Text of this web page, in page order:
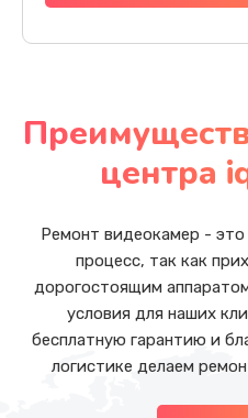
центра
Ремонт видеокамер -
процесс, так как
дорогостоящим
условия для наших
бесплатную гарантию и
логистике делаем